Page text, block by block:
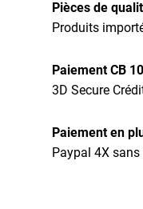
Pièces de
Produits
Paiement CB
3D Secure
Paiement en
Paypal 4X